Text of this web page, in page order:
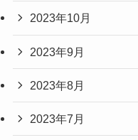
2023年10月
2023年9月
2023年8月
2023年7月